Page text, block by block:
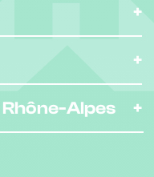
Rhône-Alpes